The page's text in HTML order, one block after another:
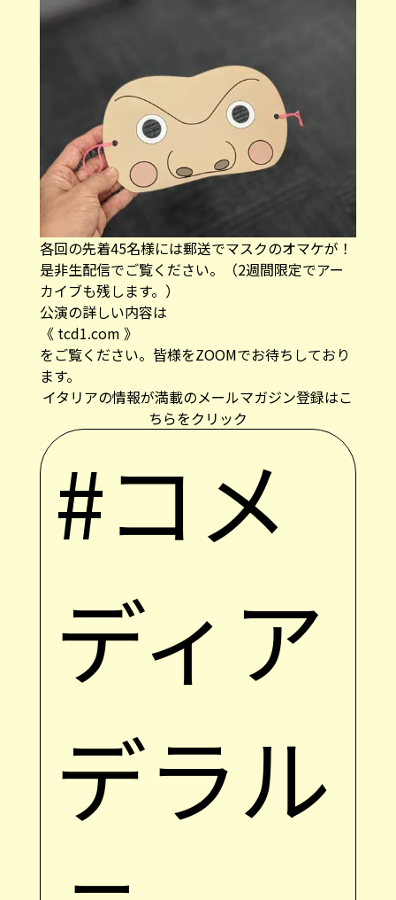
各回の先着45名様には郵送でマスクのオマケが！
是非生配信でご覧ください。（2週間限定でアー
カイブも残します。）
公演の詳しい内容は
《 tcd1.com 》
をご覧ください。皆様をZOOMでお待ちしており
ます。
イタリアの情報が満載のメールマガジン登録はこ
ちらをクリック
#コメ
ディア
デラル